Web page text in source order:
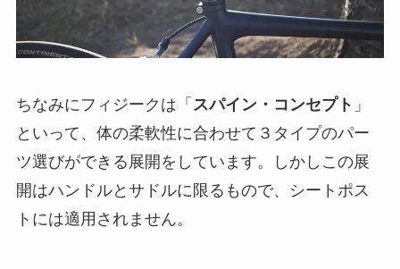
ちなみにフィジークは「 スパイン・コンセプト 」
といって、体の柔軟性に合わせて３タイプのパー
ツ選びができる展開をしています。しかしこの展
開はハンドルとサドルに限るもので、シートポス
トには適用されません。